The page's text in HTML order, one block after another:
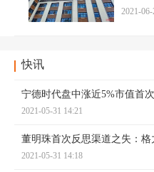
2021-
快讯
宁德时代盘中涨近5%市值首
2021-05-31 14:21
董明珠首次反思渠道之失：格
2021-05-31 14:18